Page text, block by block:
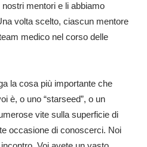
mentori e li abbiamo
volta scelto, ciascun mentore
medico nel corso delle
la cosa più importante che
è, o uno “starseed”, o un
vite sulla superficie di
occasione di conoscerci. Noi